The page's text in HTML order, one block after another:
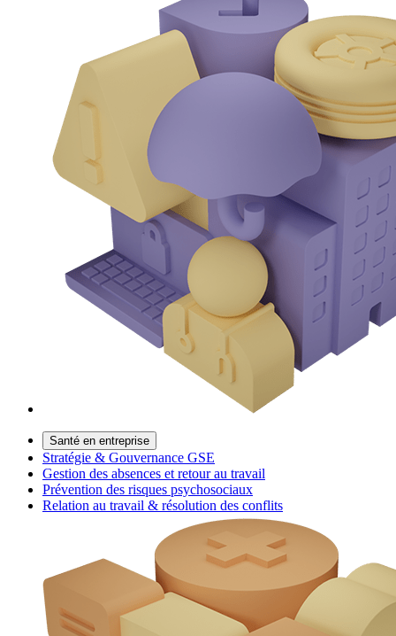
Santé en entreprise
Stratégie & Gouvernance GSE
Gestion des absences et retour au travail
Prévention des risques psychosociaux
Relation au travail & résolution des conflits